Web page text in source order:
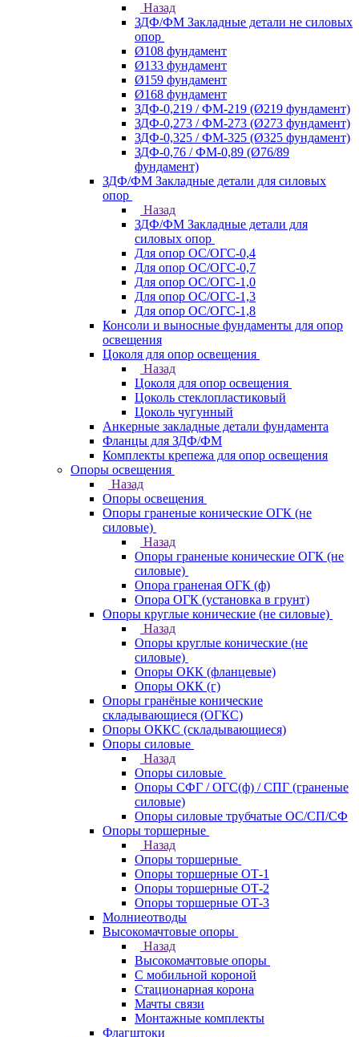
Назад
ЗДФ/ФМ Закладные детали не силовых
опор
Ø108 фундамент
Ø133 фундамент
Ø159 фундамент
Ø168 фундамент
ЗДФ-0,219 / ФМ-219 (Ø219 фундамент)
ЗДФ-0,273 / ФМ-273 (Ø273 фундамент)
ЗДФ-0,325 / ФМ-325 (Ø325 фундамент)
ЗДФ-0,76 / ФМ-0,89 (Ø76/89
фундамент)
ЗДФ/ФМ Закладные детали для силовых
опор
Назад
ЗДФ/ФМ Закладные детали для
силовых опор
Для опор ОС/ОГС-0,4
Для опор ОС/ОГС-0,7
Для опор ОС/ОГС-1,0
Для опор ОС/ОГС-1,3
Для опор ОС/ОГС-1,8
Консоли и выносные фундаменты для опор
освещения
Цоколя для опор освещения
Назад
Цоколя для опор освещения
Цоколь стеклопластиковый
Цоколь чугунный
Анкерные закладные детали фундамента
Фланцы для ЗДФ/ФМ
Комплекты крепежа для опор освещения
Опоры освещения
Назад
Опоры освещения
Опоры граненые конические ОГК (не
силовые)
Назад
Опоры граненые конические ОГК (не
силовые)
Опора граненая ОГК (ф)
Опора ОГК (установка в грунт)
Опоры круглые конические (не силовые)
Назад
Опоры круглые конические (не
силовые)
Опоры ОКК (фланцевые)
Опоры ОКК (г)
Опоры гранёные конические
складывающиеся (ОГКС)
Опоры ОККС (складывающиеся)
Опоры силовые
Назад
Опоры силовые
Опоры СФГ / ОГС(ф) / СПГ (граненые
силовые)
Опоры силовые трубчатые ОС/СП/СФ
Опоры торшерные
Назад
Опоры торшерные
Опоры торшерные ОТ-1
Опоры торшерные ОТ-2
Опоры торшерные ОТ-3
Молниеотводы
Высокомачтовые опоры
Назад
Высокомачтовые опоры
С мобильной короной
Стационарная корона
Мачты связи
Монтажные комплекты
Флагштоки